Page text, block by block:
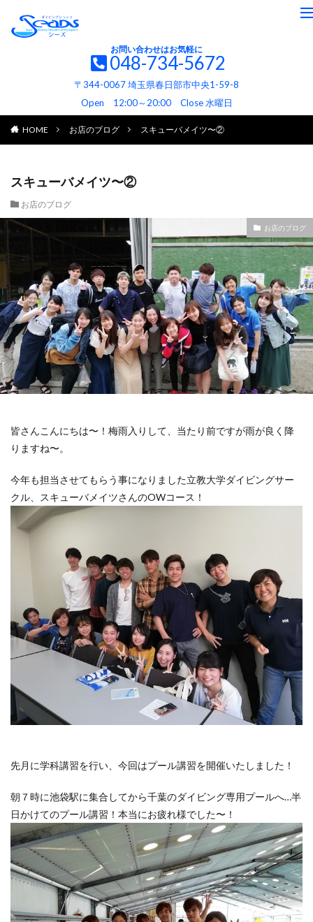
お問い合わせはお気軽に
048-734-5672
〒344-0067 埼玉県春日部市中央1-59-8
Open 12:00～20:00 Close 水曜日
HOME お店のブログ スキューバメイツ〜②
スキューバメイツ〜②
お店のブログ
お店のブログ
皆さんこんにちは〜！梅雨入りして、当たり前ですが雨が良く降
りますね〜。
今年も担当させてもらう事になりました立教大学ダイビングサー
クル、スキューバメイツさんのOWコース！
先月に学科講習を行い、今回はプール講習を開催いたしました！
朝７時に池袋駅に集合してから千葉のダイビング専用プールへ…半
日かけてのプール講習！本当にお疲れ様でした〜！